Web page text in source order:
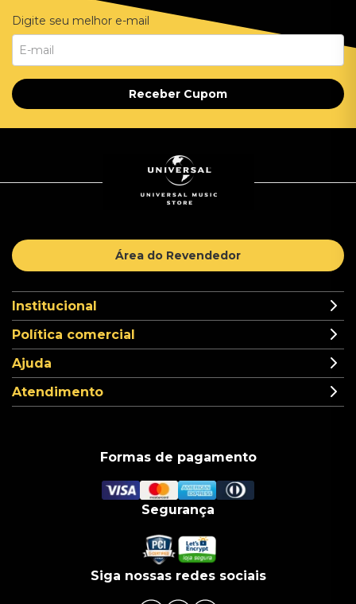
Digite seu melhor e-mail
Receber Cupom
Área do Revendedor
Institucional
Política comercial
Ajuda
Atendimento
Formas de pagamento
Segurança
Siga nossas redes sociais